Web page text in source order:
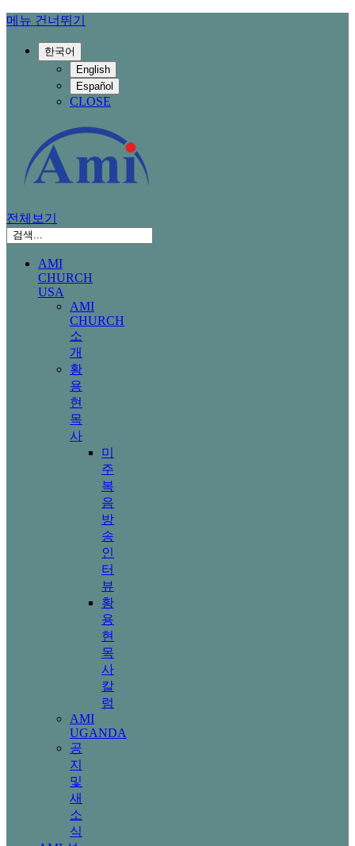
메뉴 건너뛰기
한국어
English
Español
CLOSE
전체보기
AMI
CHURCH
USA
AMI
CHURCH
소
개
황
용
현
목
사
미
주
복
음
방
송
인
터
뷰
황
용
현
목
사
칼
럼
AMI
UGANDA
공
지
및
새
소
식